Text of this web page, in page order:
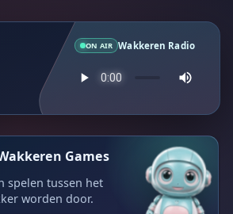
ON AIR Wakkeren Radio
Games
spelen tussen het
worden door.